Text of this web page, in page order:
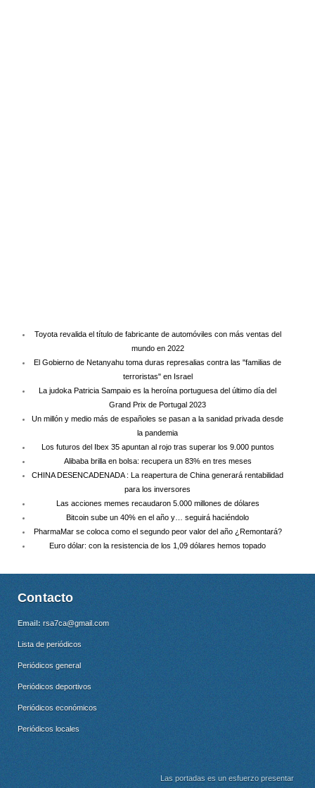
Toyota revalida el título de fabricante de automóviles con más ventas del
mundo en 2022
El Gobierno de Netanyahu toma duras represalias contra las "familias de
terroristas" en Israel
La judoka Patricia Sampaio es la heroína portuguesa del último día del
Grand Prix de Portugal 2023
Un millón y medio más de españoles se pasan a la sanidad privada desde
la pandemia
Los futuros del Ibex 35 apuntan al rojo tras superar los 9.000 puntos
Alibaba brilla en bolsa: recupera un 83% en tres meses
CHINA DESENCADENADA : La reapertura de China generará rentabilidad
para los inversores
Las acciones memes recaudaron 5.000 millones de dólares
Bitcoin sube un 40% en el año y… seguirá haciéndolo
PharmaMar se coloca como el segundo peor valor del año ¿Remontará?
Euro dólar: con la resistencia de los 1,09 dólares hemos topado
Contacto
Email: rsa7ca@gmail.com
Lista de periódicos
Periódicos general
Periódicos deportivos
Periódicos económicos
Periódicos locales
Las portadas es un esfuerzo presentar